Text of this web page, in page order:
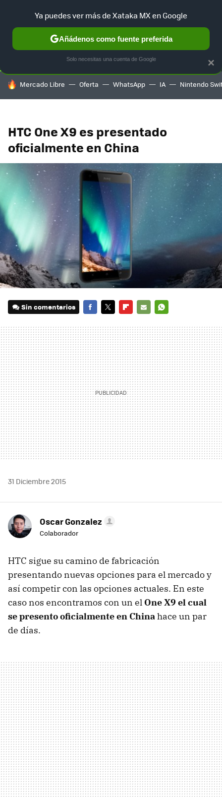
SELECCIÓN GAMING HOME AUTO TERRITORIO
HOY SE HABLA DE
Mercado Libre Oferta WhatsApp IA Nintendo
HTC One X9 es presentado
oficialmente en China
Sin comentarios
MAIL
31 Diciembre 2015
Oscar Gonzalez
Colaborador
HTC sigue su camino de fabricación
presentando nuevas opciones para el mercado y
así competir con las opciones actuales. En este
caso nos encontramos con un el One X9 el cual
se presento oficialmente en Chinahace un par
de días.
×
Ya puedes ver más de Xataka MX en Google
Añádenos como fuente preferida
Solo necesitas una cuenta de Google